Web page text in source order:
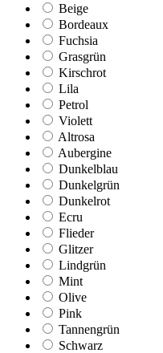
Beige
Bordeaux
Fuchsia
Grasgrün
Kirschrot
Lila
Petrol
Violett
Altrosa
Aubergine
Dunkelblau
Dunkelgrün
Dunkelrot
Ecru
Flieder
Glitzer
Lindgrün
Mint
Olive
Pink
Tannengrün
Schwarz